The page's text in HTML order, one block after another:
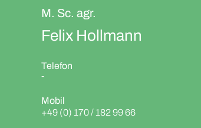
M. Sc. agr.
Felix Hollmann
Telefon
-
Mobil
+49 (0) 170 / 182 99 66